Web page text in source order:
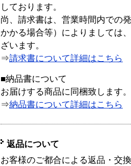
しております。
尚、請求書は、営業時間内での
かかる場合等）によりましては
ざいます。
⇒請求書について詳細はこちら
■納品書について
お届けする商品に同梱致します。
⇒納品書について詳細はこちら
返品について
お客様のご都合による返品・交